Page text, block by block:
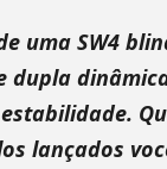
uma SW4
dupla
lançados